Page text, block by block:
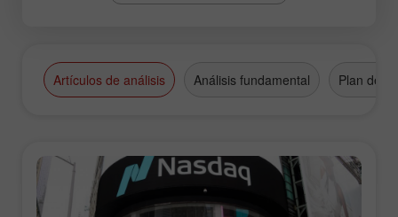
Artículos de análisis Análisis fundamental Plan de